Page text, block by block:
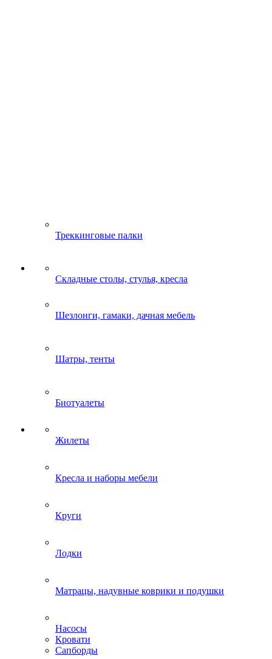
Треккинговые палки
Складные столы, стулья, кресла
Шезлонги, гамаки, дачная мебель
Шатры, тенты
Биотуалеты
Жилеты
Кресла и наборы мебели
Круги
Лодки
Матрацы, надувные коврики и подушки
Насосы
Кровати
Сапборды